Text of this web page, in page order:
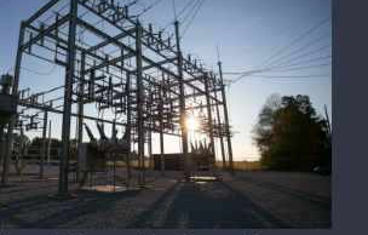
Plant Growth Good?